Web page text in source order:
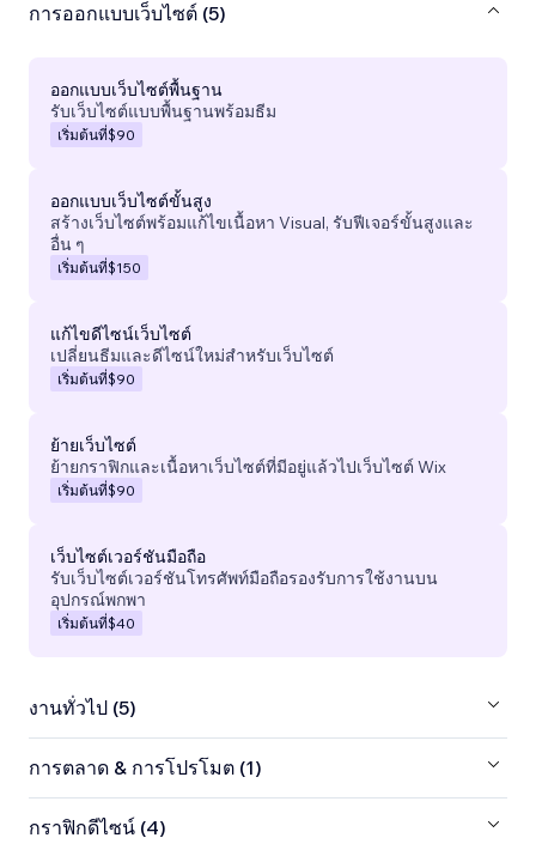
การออกแบบเว็บไซต์ (5)
ออกแบบเว็บไซต์พื้นฐาน
รับเว็บไซต์แบบพื้นฐานพร้อมธีม
เริ่มต้นที่$90
ออกแบบเว็บไซต์ขั้นสูง
สร้างเว็บไซต์พร้อมแก้ไขเนื้อหา Visual, รับฟีเจอร์ขั้นสูงและ
อื่น ๆ
เริ่มต้นที่$150
แก้ไขดีไซน์เว็บไซต์
เปลี่ยนธีมและดีไซน์ใหม่สำหรับเว็บไซต์
เริ่มต้นที่$90
ย้ายเว็บไซต์
ย้ายกราฟิกและเนื้อหาเว็บไซต์ที่มีอยู่แล้วไปเว็บไซต์ Wix
เริ่มต้นที่$90
เว็บไซต์เวอร์ชันมือถือ
รับเว็บไซต์เวอร์ชันโทรศัพท์มือถือรองรับการใช้งานบน
อุปกรณ์พกพา
เริ่มต้นที่$40
งานทั่วไป (5)
การตลาด & การโปรโมต (1)
กราฟิกดีไซน์ (4)